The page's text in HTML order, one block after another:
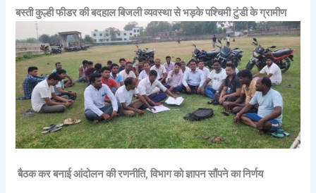
बस्ती कुल्ही फीडर की बदहाल बिजली व्यवस्था से भड़के पश्चिमी टुंडी के ग्रामीण
बैठक कर बनाई आंदोलन की रणनीति, विभाग को ज्ञापन सौंपने का निर्णय